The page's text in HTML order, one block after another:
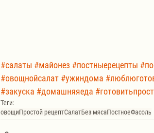
#салаты #майонез #постныерецепты
#овощнойсалат #ужиндома
#закуска #домашняяеда
Теги:
овощиПростой рецептСалатБез мясаПостноеФасоль